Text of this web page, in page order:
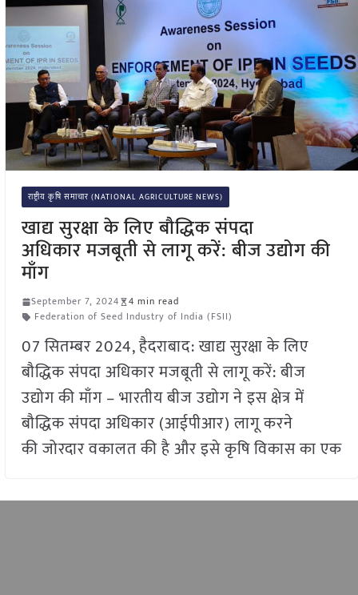
राष्ट्रीय कृषि समाचार (NATIONAL AGRICULTURE NEWS)
खाद्य सुरक्षा के लिए बौद्धिक संपदा
अधिकार मजबूती से लागू करें: बीज उद्योग की
माँग
September 7, 2024
4 min read
Federation of Seed Industry of India (FSII)
07 सितम्बर 2024, हैदराबाद: खाद्य सुरक्षा के लिए
बौद्धिक संपदा अधिकार मजबूती से लागू करें: बीज
उद्योग की माँग – भारतीय बीज उद्योग ने इस क्षेत्र में
बौद्धिक संपदा अधिकार (आईपीआर) लागू करने
की जोरदार वकालत की है और इसे कृषि विकास का एक